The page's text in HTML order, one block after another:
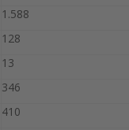
1.588
128
13
346
410